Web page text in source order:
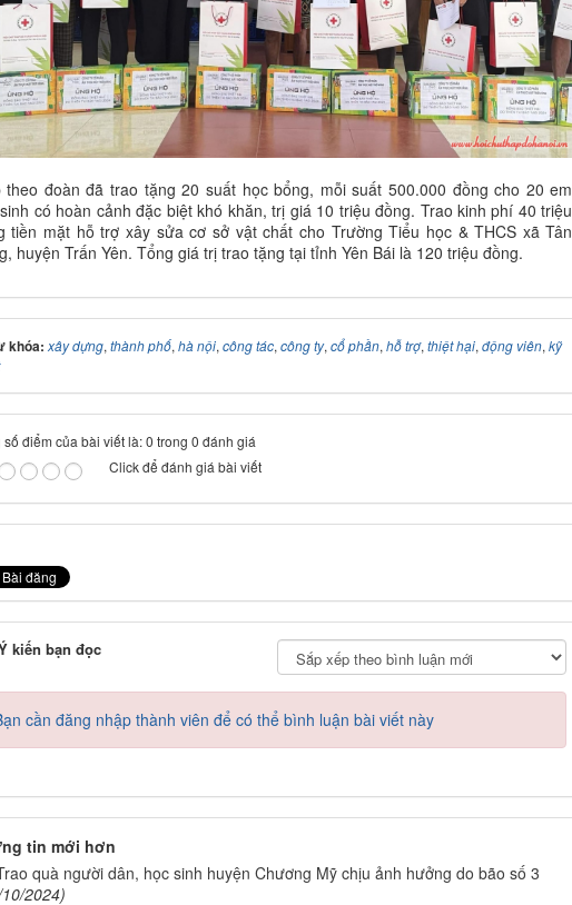
theo đoàn đã trao tặng 20 suất học bổng, mỗi suất 500.000 đồng cho 20 em
có hoàn cảnh đặc biệt khó khăn, trị giá 10 triệu đồng. Trao kinh phí 40 triệu
tiền mặt hỗ trợ xây sửa cơ sở vật chất cho Trường Tiểu học & THCS xã Tân
huyện Trấn Yên. Tổng giá trị trao tặng tại tỉnh Yên Bái là 120 triệu đồng.
khóa: xây dựng, thành phố, hà nội, công tác, công ty, cổ phần, hỗ trợ, thiệt hại, động viên, kỹ
số điểm của bài viết là: 0 trong 0 đánh giá
Click để đánh giá bài viết
kiến bạn đọc
cần đăng nhập thành viên để có thể bình luận bài viết này
tin mới hơn
quà người dân, học sinh huyện Chương Mỹ chịu ảnh hưởng do bão số 3
2024)